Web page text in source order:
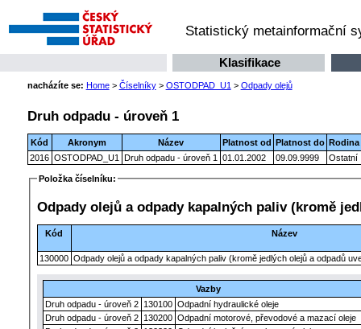
Statistický metainformační
Klasifikace
nacházíte se: Home> Číselníky> OSTODPAD_U1 > Odpady olejů
Druh odpadu - úroveň 1
Kód Akronym Název Platnost od Platnost do Rodina
2016 OSTODPAD_U1 Druh odpadu - úroveň 1 01.01.2002 09.09.9999 Ostatní
Položka číselníku:
Odpady olejů a odpady kapalných paliv (kromě
Kód Název
130000 Odpady olejů a odpady kapalných paliv (kromě jedlých olejů a odpadů
Vazby
Druh odpadu - úroveň 2 130100 Odpadní hydraulické oleje
Druh odpadu - úroveň 2 130200 Odpadní motorové, převodové a mazací oleje